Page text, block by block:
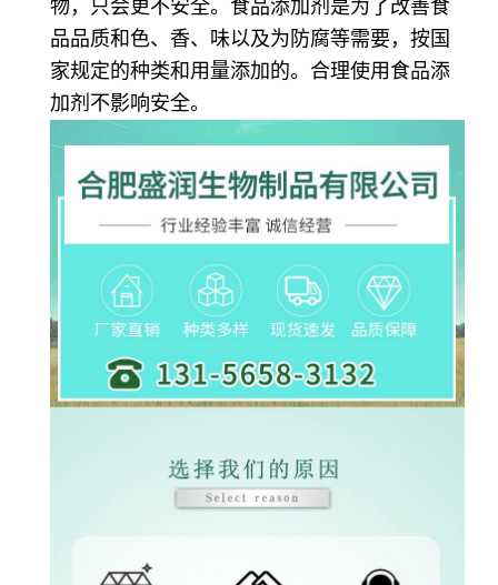
物，只会更不安全。食品添加剂是为了改善食
品品质和色、香、味以及为防腐等需要，按国
家规定的种类和用量添加的。合理使用食品添
加剂不影响安全。